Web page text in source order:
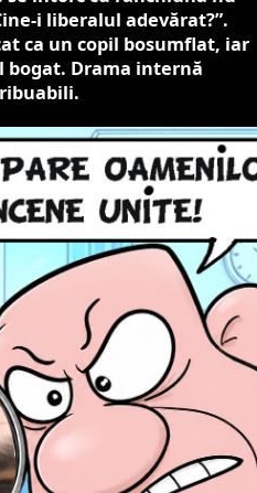
i liberalul adevărat?”.
ca un copil bosumflat, iar
bogat. Drama internă